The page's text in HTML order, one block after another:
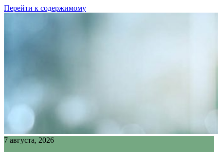
Перейти к содержимому
7 августа, 2026